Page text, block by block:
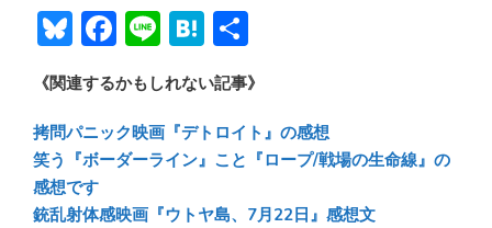
Bl
u
e
sk
y
F
ac
e
b
o
ok
Li
n
e
H
at
e
n
a
有
《関連するかもしれない記事》
拷問パニック映画『デトロイト』の感想
笑う『ボーダーライン』こと『ロープ/戦場の生命線』の
感想です
銃乱射体感映画『ウトヤ島、7月22日』感想文